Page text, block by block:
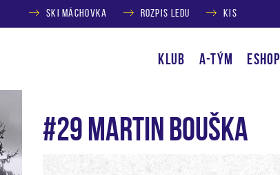
SKI MÁCHOVKA ROZPIS LEDU KIS
KLUB A-TÝM ESHOP
#29 Martin Bouška